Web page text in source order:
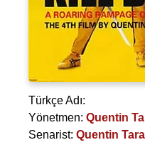
Türkçe Adı:
Yönetmen: Quentin
Senarist: Quentin